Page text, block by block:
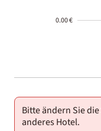
0.00 €
01-02
Bitte ändern Sie
anderes Hotel.